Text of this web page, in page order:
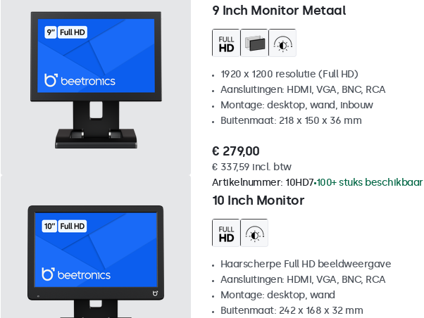
9 Inch Monitor Metaal
1920 x 1200 resolutie (Full HD)
Aansluitingen: HDMI, VGA, BNC, RCA
Montage: desktop, wand, inbouw
Buitenmaat: 218 x 150 x 36 mm
€ 279,00
€ 337,59 incl. btw
10 Inch Monitor
Artikelnummer: 10HD7 100+ stuks beschikbaar
Haarscherpe Full HD beeldweergave
Aansluitingen: HDMI, VGA, BNC, RCA
Montage: desktop, wand
Buitenmaat: 242 x 168 x 32 mm